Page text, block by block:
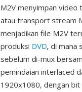
M2V menyimpan
atau transport stream
menjadikan file M2V
produksi DVD, di mana
sebelum di-mux
pemindaian interlaced
1920x1080, dengan